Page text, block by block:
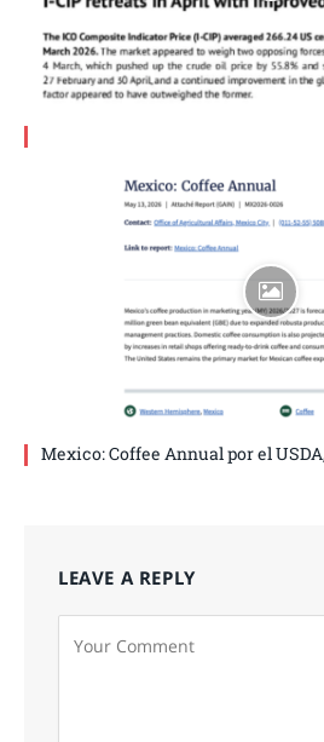
Mexico: Coffee Annual por el
LEAVE A REPLY